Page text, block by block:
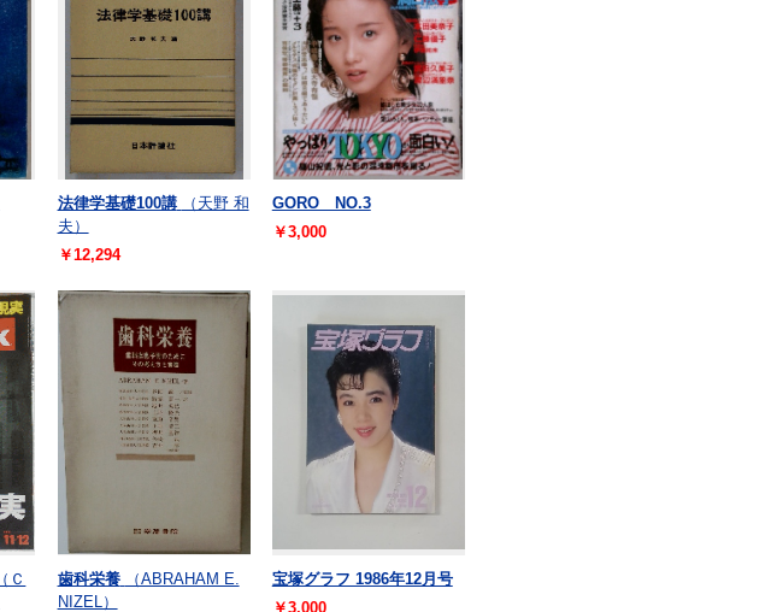
法律学基礎100講
（天野 和
夫）
￥12,294
GORO NO.3
￥3,000
（Ｃ
歯科栄養
（ABRAHAM E.
NIZEL）
宝塚グラフ 1986年12月号
￥3,000